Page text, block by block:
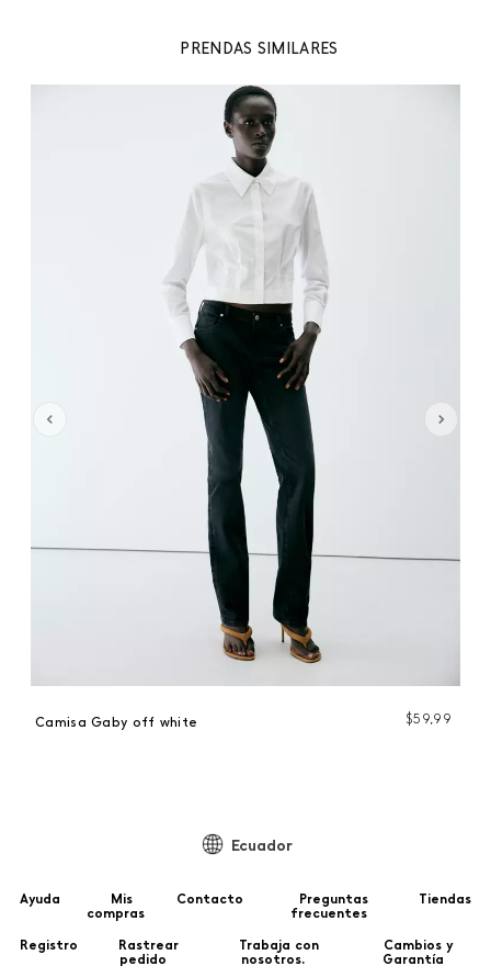
PRENDAS SIMILARES
Camisa Gaby off white $59 99
Ecuador
Ayuda
Mis
compras
Contacto
Preguntas
frecuentes
Tiendas
Registro
Rastrear
pedido
Trabaja con
nosotros.
Cambios y
Garantía